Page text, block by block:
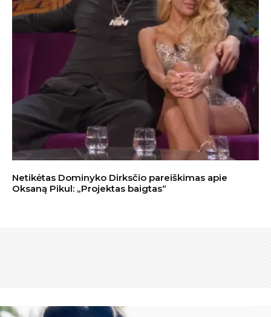
Netikėtas Dominyko Dirksčio pareiškimas apie
Oksaną Pikul: „Projektas baigtas“